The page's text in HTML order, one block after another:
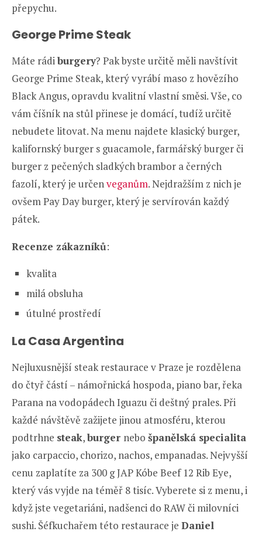
přepychu.
George Prime Steak
Máte rádiburgery? Pak byste určitě měli navštívit
George Prime Steak, který vyrábí maso z hovězího
Black Angus, opravdu kvalitní vlastní směsi. Vše, co
vám číšník na stůl přinese je domácí, tudíž určitě
nebudete litovat. Na menu najdete klasický burger,
kalifornský burger s guacamole, farmářský burger či
burger z pečených sladkých brambor a černých
fazolí, který je určenveganům. Nejdražším z nich je
ovšem Pay Day burger, který je servírován každý
pátek.
Recenze zákazníků:
kvalita
milá obsluha
útulné prostředí
La Casa Argentina
Nejluxusnější steak restaurace v Praze je rozdělena
do čtyř částí – námořnická hospoda, piano bar, řeka
Parana na vodopádech Iguazu či deštný prales. Při
každé návštěvě zažijete jinou atmosféru, kterou
podtrhne steak,burger nebo španělská specialita
jako carpaccio, chorizo, nachos, empanadas. Nejvyšší
cenu zaplatíte za 300 g JAP Kóbe Beef 12 Rib Eye,
který vás vyjde na téměř 8 tisíc. Vyberete si z menu, i
když jste vegetariáni, nadšenci do RAW či milovníci
sushi. Šéfkuchařem této restaurace je Daniel